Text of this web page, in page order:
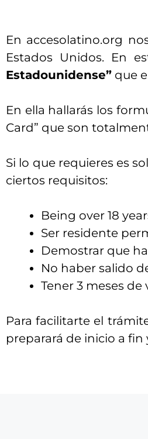
En accesolatino.org
Estados Unidos. En
Estadounidense” que
En ella hallarás los
Card” que son
Si lo que requieres es
ciertos requisitos:
Being over 18
Ser residente
Demostrar que
No haber salido
Tener 3 meses
Para facilitarte el
preparará de inicio a